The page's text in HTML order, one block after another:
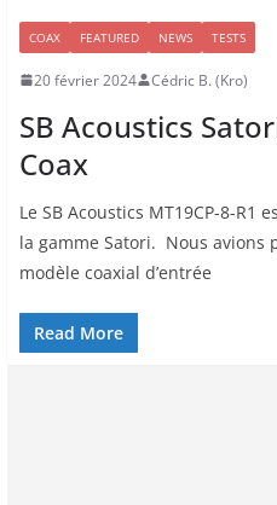
COAX FEATURED NEWS TESTS
20 février 2024 Cédric B. (Kro)
SB Acoustics
Coax
Le SB Acoustics MT19CP-8-
la gamme Satori. Nous avions
modèle coaxial d’entrée
Read More